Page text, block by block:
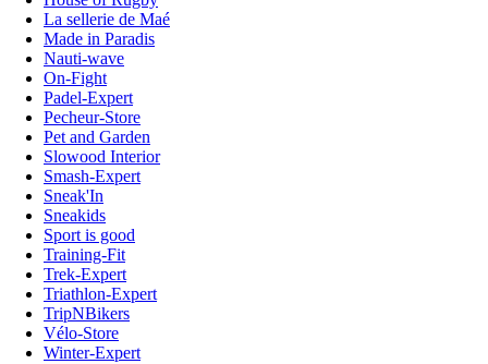
La sellerie de Maé
Made in Paradis
Nauti-wave
On-Fight
Padel-Expert
Pecheur-Store
Pet and Garden
Slowood Interior
Smash-Expert
Sneak'In
Sneakids
Sport is good
Training-Fit
Trek-Expert
Triathlon-Expert
TripNBikers
Vélo-Store
Winter-Expert